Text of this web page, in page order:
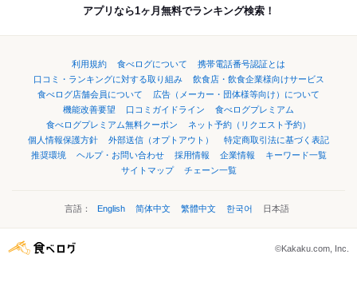
アプリなら1ヶ月無料でランキング検索！
利用規約 食べログについて
携帯電話番号認証とは
口コミ・ランキングに対する取り組み
飲食店・飲食企業様向けサービス
食べログ店舗会員について
広告（メーカー・団体様等向け）について
機能改善要望
口コミガイドライン
食べログプレミアム
食べログプレミアム無料クーポン
ネット予約（リクエスト予約）
個人情報保護方針
外部送信（オプトアウト）
特定商取引法に基づく表記
推奨環境
ヘルプ・お問い合わせ 採用情報 企業情報
キーワード一覧
サイトマップ
チェーン一覧
言語： English 简体中文 繁體中文 한국어 日本語
©Kakaku.com, Inc.